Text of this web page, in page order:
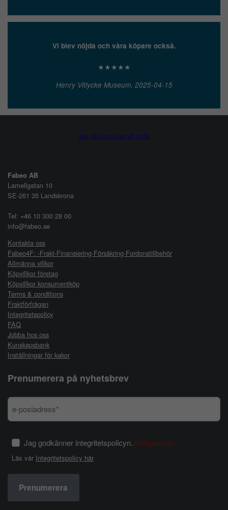
Vi blev nöjda och våra köpare också.
★★★★★
Henry Vitlycke Museum, 2025-04-15
Jag vill köpaJag vill sälja
Fabeo AB
Lamellgatan 10
SE-261 35 Landskrona
Tel: +46 10 300 28 00
info@fabeo.se
Kontakta oss
Fabeo4F: -Frakt-Finansiering-Försäkring-Fordonstillbehör
Allmänna villkor
Köpvillkor företag
Köpvillkor konsumentköp
Terms & conditions
Fraktförfrågan
Integritetspolicy
FAQ
Jobba hos oss
Kunskapsbank
Inställningar för kakor
Prenumerera på nyhetsbrev
Jag godkänner integritetspolicyn. (Obligatoriskt)
Läs vår Integritetspolicy här